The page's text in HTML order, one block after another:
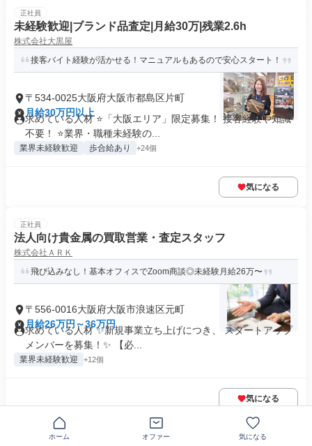
正社員
未経験歓迎|ブランド品査定|月給30万|残業2.6h
株式会社大黒屋
接客バイト経験が活かせる！マニュアルもあるので安心スタート！
〒534-0025大阪府大阪市都島区片町
月給30万円以上
求めている人材 ⭐「大阪エリア」限定募集！ 接客経験や知識
不要！ ⭐業界・職種未経験の...
業界未経験歓迎 歩合給あり +24個
気になる
正社員
法人向け貴金属の買取営業・査定スタッフ
株式会社ＡＲＫ
飛び込みなし！基本オフィスでZoom商談◎未経験月給26万〜
〒556-0016大阪府大阪市浪速区元町
月給26万円～36万円
求めている人材 ✨新規事業立ち上げにつき、 スタートアップ
メンバーを募集！✨ 【必...
業界未経験歓迎 +12個
気になる
ホーム オファー 気になる